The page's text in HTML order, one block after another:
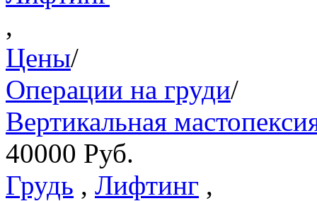
,
Цены/
Операции на груди/
Вертикальная
40000 Руб.
Грудь , Лифтинг ,